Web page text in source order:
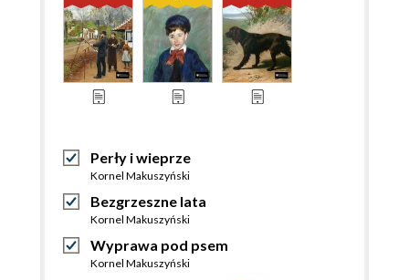
Perły i wieprze
Kornel Makuszyński
Bezgrzeszne lata
Kornel Makuszyński
Wyprawa pod psem
Kornel Makuszyński